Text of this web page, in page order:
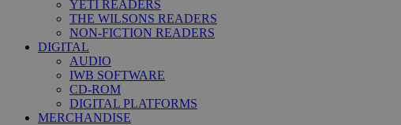
YETI READERS
THE WILSONS READERS
NON-FICTION READERS
DIGITAL
AUDIO
IWB SOFTWARE
CD-ROM
DIGITAL PLATFORMS
MERCHANDISE